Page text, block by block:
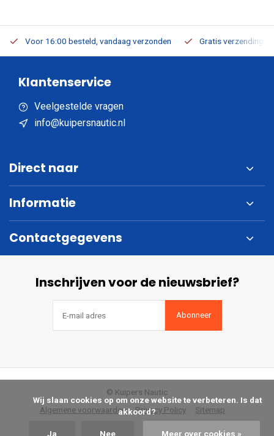
Voor 16:00 besteld, vandaag verzonden Gratis verzending
Klantenservice
Veelgestelde vragen
info@kuipersnautic.nl
Direct naar
Informatie
Contactgegevens
Inschrijven voor de nieuwsbrief?
Abonneer
Algemene voorwaarden Privacy Policy Sitemap
© Kuipers Nautic
akkoord?
Ja Nee Meer over cookies »